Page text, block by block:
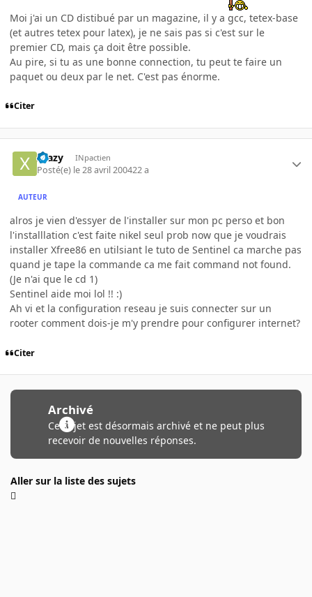
Moi j'ai un CD distibué par un magazine, il y a gcc, tetex-base
(et autres tetex pour latex), je ne sais pas si c'est sur le
premier CD, mais ça doit être possible.
Au pire, si tu as une bonne connection, tu peut te faire un
paquet ou deux par le net. C'est pas énorme.
Citer
Xtazy INpactien
Posté(e) le 28 avril 200422 a
AUTEUR
alros je vien d'essyer de l'installer sur mon pc perso et bon
l'installlation c'est faite nikel seul prob now que je voudrais
installer Xfree86 en utilsiant le tuto de Sentinel ca marche pas
quand je tape la commande ca me fait command not found.
(Je n'ai que le cd 1)
Sentinel aide moi lol !! :)
Ah vi et la configuration reseau je suis connecter sur un
rooter comment dois-je m'y prendre pour configurer internet?
Citer
Archivé
Ce sujet est désormais archivé et ne peut plus
recevoir de nouvelles réponses.
Aller sur la liste des sujets